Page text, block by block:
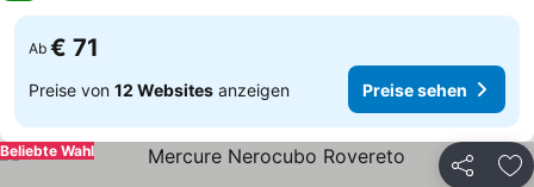
Ab € 71
Preise von 12 Websites anzeigen Preise sehen
Teilen
Beliebte Wahl